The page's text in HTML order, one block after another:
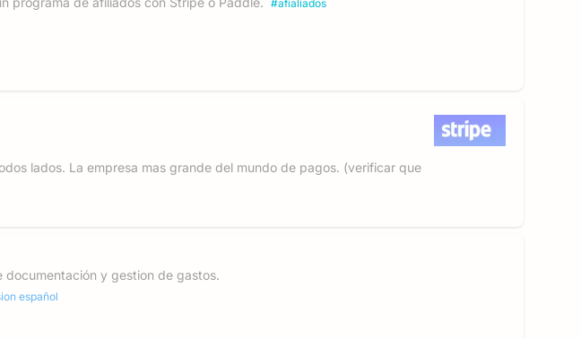
#afialiados
lados. La empresa mas grande del mundo de pagos. (verificar que
documentación y gestion de gastos.
español